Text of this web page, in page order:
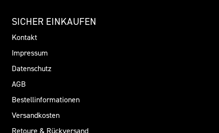
SICHER EINKAUFEN
Kontakt
Impressum
Datenschutz
AGB
Bestellinformationen
Versandkosten
Retoure & Rückversand